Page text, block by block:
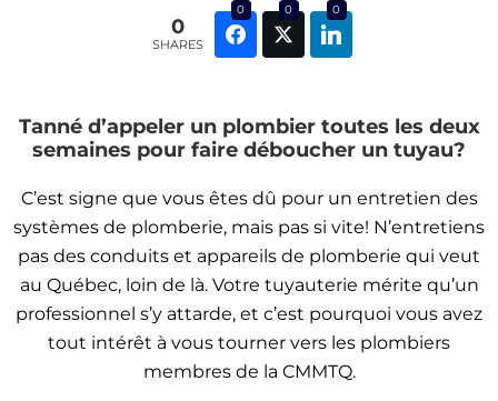
0
SHARES
0 0 0
Tanné d’appeler un plombier toutes les deux
semaines pour faire déboucher un tuyau?
C’est signe que vous êtes dû pour un entretien des
systèmes de plomberie, mais pas si vite! N’entretiens
pas des conduits et appareils de plomberie qui veut
au Québec, loin de là. Votre tuyauterie mérite qu’un
professionnel s’y attarde, et c’est pourquoi vous avez
tout intérêt à vous tourner vers les plombiers
membres de la CMMTQ.